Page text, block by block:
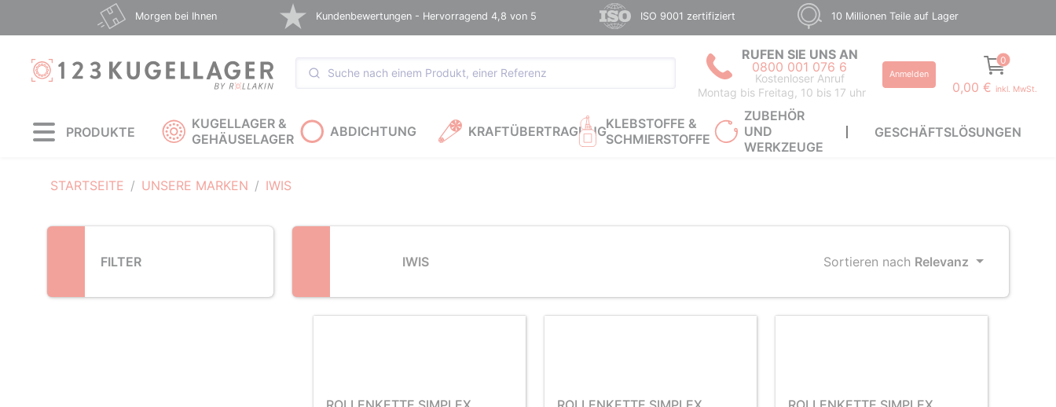
Morgen bei Ihnen Kundenbewertungen - Hervorragend 4,8 von 5 ISO 9001 zertifiziert 10 Millionen Teile auf Lager
RUFEN SIE UNS AN
0800 001 076 6
Kostenloser Anruf
Montag bis Freitag, 10 bis 17 uhr
Anmelden
0
0,00 € inkl. MwSt.
PRODUKTE
KUGELLAGER &
GEHÄUSELAGER
ABDICHTUNG KRAFTÜBERTRAGUNGKLEBSTOFFE &
SCHMIERSTOFFE
ZUBEHÖR
UND
WERKZEUGE
GESCHÄFTSLÖSUNGEN
STARTSEITE UNSERE MARKEN IWIS
FILTER IWIS Sortieren nach Relevanz